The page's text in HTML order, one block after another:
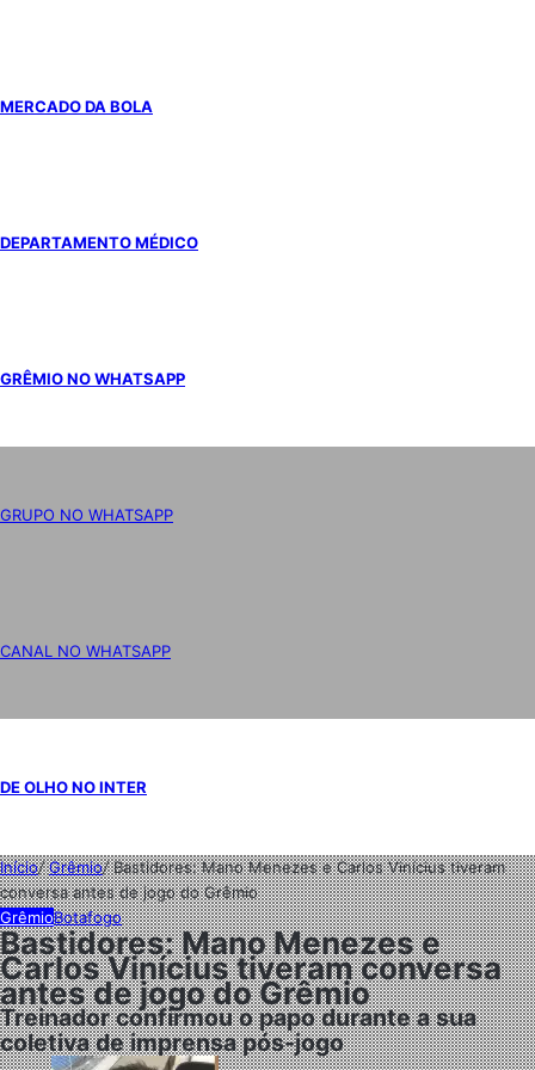
MERCADO DA BOLA
DEPARTAMENTO MÉDICO
GRÊMIO NO WHATSAPP
GRUPO NO WHATSAPP
CANAL NO WHATSAPP
DE OLHO NO INTER
Início/Grêmio/Bastidores: Mano Menezes e Carlos Vinícius tiveram
conversa antes de jogo do Grêmio
GrêmioBotafogo
Bastidores: Mano Menezes e
Carlos Vinícius tiveram conversa
antes de jogo do Grêmio
Treinador confirmou o papo durante a sua
coletiva de imprensa pós-jogo